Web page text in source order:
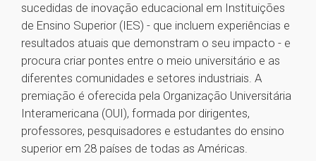
sucedidas de inovação educacional em Instituições
de Ensino Superior (IES) - que incluem experiências e
resultados atuais que demonstram o seu impacto - e
procura criar pontes entre o meio universitário e as
diferentes comunidades e setores industriais. A
premiação é oferecida pela Organização Universitária
Interamericana (OUI), formada por dirigentes,
professores, pesquisadores e estudantes do ensino
superior em 28 países de todas as Américas.